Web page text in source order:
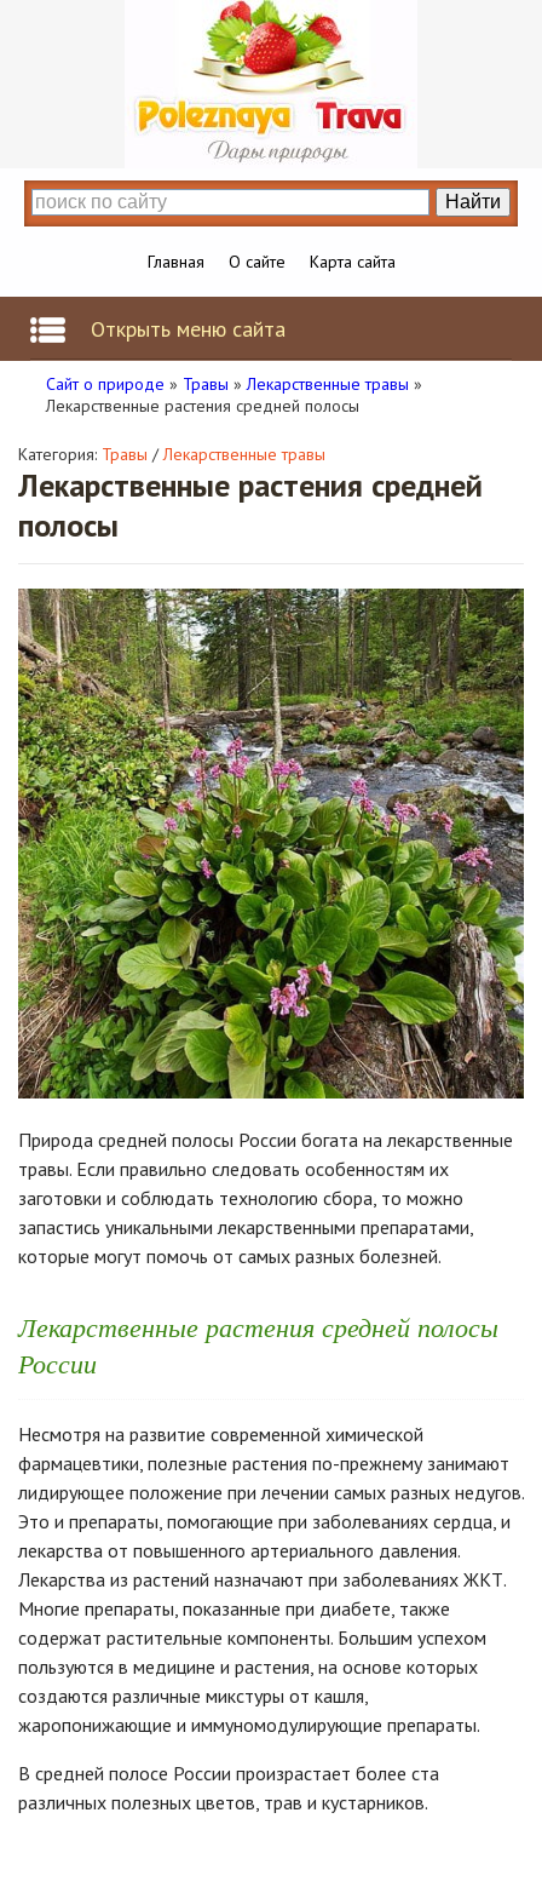
Главная О сайте Карта сайта
Открыть меню сайта
Сайт о природе » Травы »Лекарственные травы »
Лекарственные растения средней полосы
Категория: Травы /Лекарственные травы
Лекарственные растения средней
полосы
Природа средней полосы России богата на лекарственные
травы. Если правильно следовать особенностям их
заготовки и соблюдать технологию сбора, то можно
запастись уникальными лекарственными препаратами,
которые могут помочь от самых разных болезней.
Лекарственные растения средней полосы
России
Несмотря на развитие современной химической
фармацевтики, полезные растения по-прежнему занимают
лидирующее положение при лечении самых разных недугов.
Это и препараты, помогающие при заболеваниях сердца, и
лекарства от повышенного артериального давления.
Лекарства из растений назначают при заболеваниях ЖКТ.
Многие препараты, показанные при диабете, также
содержат растительные компоненты. Большим успехом
пользуются в медицине и растения, на основе которых
создаются различные микстуры от кашля,
жаропонижающие и иммуномодулирующие препараты.
В средней полосе России произрастает более ста
различных полезных цветов, трав и кустарников.